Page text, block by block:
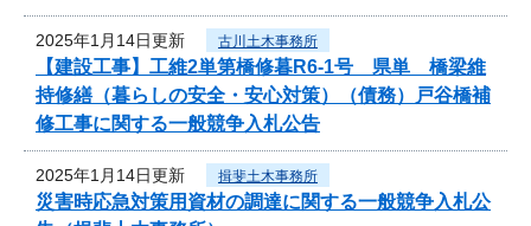
2025年1月14日更新 古川土木事務所
【建設工事】工維2単第橋修暮R6-1号 県単 橋梁維
持修繕（暮らしの安全・安心対策）（債務）戸谷橋補
修工事に関する一般競争入札公告
2025年1月14日更新 揖斐土木事務所
災害時応急対策用資材の調達に関する一般競争入札公